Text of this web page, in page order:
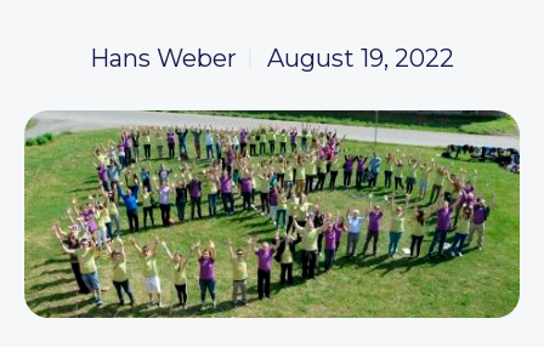
Hans Weber August 19, 2022